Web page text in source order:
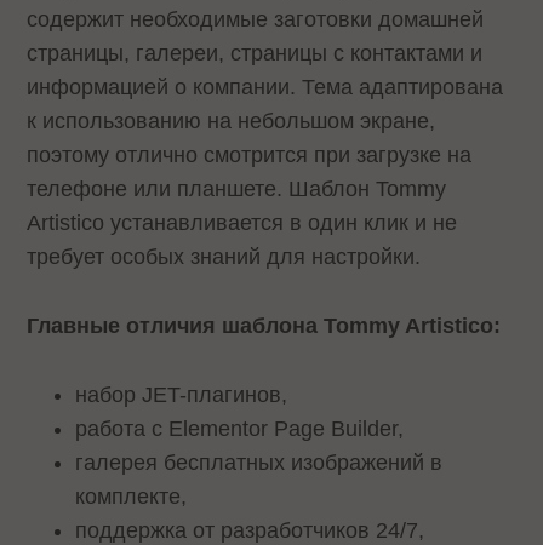
содержит необходимые заготовки домашней
страницы, галереи, страницы с контактами и
информацией о компании. Тема адаптирована
к использованию на небольшом экране,
поэтому отлично смотрится при загрузке на
телефоне или планшете. Шаблон Tommy
Artistico устанавливается в один клик и не
требует особых знаний для настройки.
Главные отличия шаблона Tommy Artistico:
набор JET-плагинов,
работа с Elementor Page Builder,
галерея бесплатных изображений в
комплекте,
поддержка от разработчиков 24/7,